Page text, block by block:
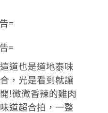
=
=
道也是道地泰味
，光是看到就讓
!微微香辣的雞肉
道超合拍，一整